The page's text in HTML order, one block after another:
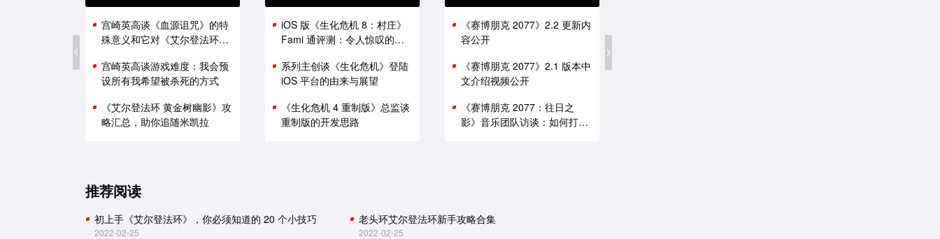
宫崎英高谈《血源诅咒》的特
殊意义和它对《艾尔登法环》
宫崎英高谈游戏难度：我会预
设所有我希望被杀死的方式
《艾尔登法环 黄金树幽影》攻
略汇总，助你追随米凯拉
iOS 版《生化危机 8：村庄》
Fami 通评测：令人惊叹的性
系列主创谈《生化危机》登陆
iOS 平台的由来与展望
《生化危机 4 重制版》总监谈
重制版的开发思路
《赛博朋克 2077》2.2 更新内
容公开
《赛博朋克 2077》2.1 版本中
文介绍视频公开
《赛博朋克 2077：往日之
影》音乐团队访谈：如何打造
推荐阅读
初上手《艾尔登法环》，你必须知道的 20 个小技巧
2022-02-25
老头环艾尔登法环新手攻略合集
2022-02-25